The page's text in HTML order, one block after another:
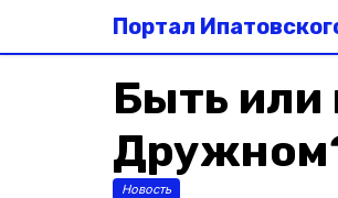
Портал
Быть или
Новость